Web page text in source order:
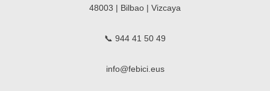
48003 | Bilbao | Vizcaya
📞 944 41 50 49
info@febici.eus